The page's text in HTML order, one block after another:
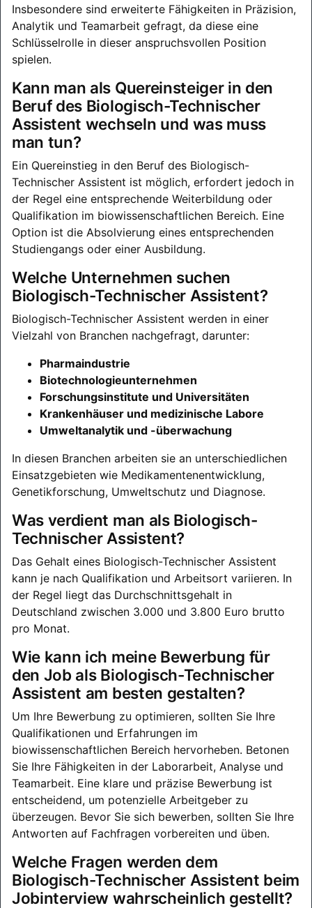
Insbesondere sind erweiterte Fähigkeiten in Präzision,
Analytik und Teamarbeit gefragt, da diese eine
Schlüsselrolle in dieser anspruchsvollen Position
spielen.
Kann man als Quereinsteiger in den
Beruf des Biologisch-Technischer
Assistent wechseln und was muss
man tun?
Ein Quereinstieg in den Beruf des Biologisch-
Technischer Assistent ist möglich, erfordert jedoch in
der Regel eine entsprechende Weiterbildung oder
Qualifikation im biowissenschaftlichen Bereich. Eine
Option ist die Absolvierung eines entsprechenden
Studiengangs oder einer Ausbildung.
Welche Unternehmen suchen
Biologisch-Technischer Assistent?
Biologisch-Technischer Assistent werden in einer
Vielzahl von Branchen nachgefragt, darunter:
Pharmaindustrie
Biotechnologieunternehmen
Forschungsinstitute und Universitäten
Krankenhäuser und medizinische Labore
Umweltanalytik und -überwachung
In diesen Branchen arbeiten sie an unterschiedlichen
Einsatzgebieten wie Medikamentenentwicklung,
Genetikforschung, Umweltschutz und Diagnose.
Was verdient man als Biologisch-
Technischer Assistent?
Das Gehalt eines Biologisch-Technischer Assistent
kann je nach Qualifikation und Arbeitsort variieren. In
der Regel liegt das Durchschnittsgehalt in
Deutschland zwischen 3.000 und 3.800 Euro brutto
pro Monat.
Wie kann ich meine Bewerbung für
den Job als Biologisch-Technischer
Assistent am besten gestalten?
Um Ihre Bewerbung zu optimieren, sollten Sie Ihre
Qualifikationen und Erfahrungen im
biowissenschaftlichen Bereich hervorheben. Betonen
Sie Ihre Fähigkeiten in der Laborarbeit, Analyse und
Teamarbeit. Eine klare und präzise Bewerbung ist
entscheidend, um potenzielle Arbeitgeber zu
überzeugen. Bevor Sie sich bewerben, sollten Sie Ihre
Antworten auf Fachfragen vorbereiten und üben.
Welche Fragen werden dem
Biologisch-Technischer Assistent beim
Jobinterview wahrscheinlich gestellt?